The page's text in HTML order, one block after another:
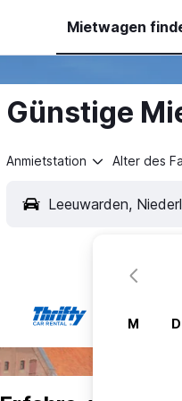
Mietwagen
Günstige
Anmietstation Alter des
M D